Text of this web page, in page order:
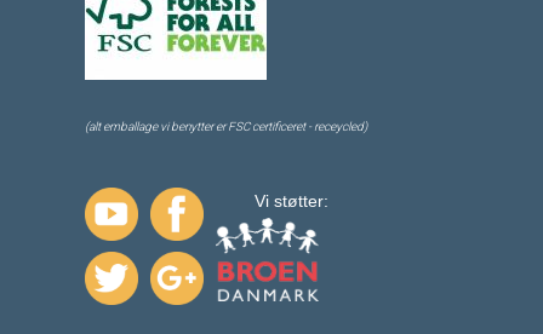
(alt emballage vi benytter er FSC certificeret - receycled)
Vi støtter: